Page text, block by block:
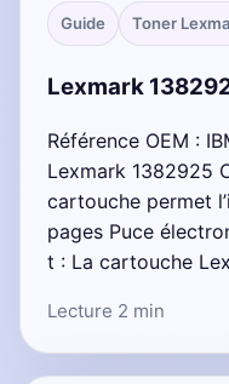
Guide Toner
Lexmark
Référence OEM :
Lexmark 1382925
cartouche permet
pages Puce
t : La cartouche
Lecture 2 min